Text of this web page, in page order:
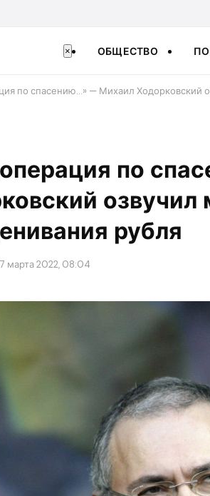
× ОБЩЕСТВО
по спасению…» — Михаил Ходорковский
по
рубля
марта 2022, 08:04